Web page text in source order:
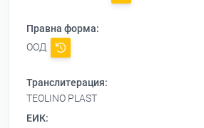
Правна форма:
ООД
Транслитерация:
TEOLINO PLAST
ЕИК: